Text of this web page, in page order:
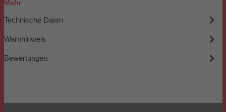
Mehr
Technische Daten
Warnhinweis
Bewertungen